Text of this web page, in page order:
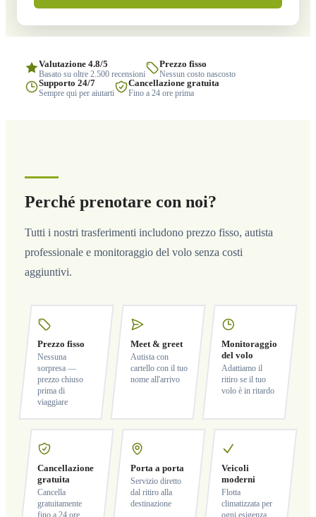
Valutazione 4.8/5
Basato su oltre 2.500 recensioni
Prezzo fisso
Nessun costo nascosto
Supporto 24/7
Sempre qui per aiutarti
Cancellazione gratuita
Fino a 24 ore prima
Perché prenotare con noi?
Tutti i nostri trasferimenti includono prezzo fisso, autista
professionale e monitoraggio del volo senza costi
aggiuntivi.
Prezzo fisso
Nessuna
sorpresa —
prezzo chiuso
prima di
viaggiare
Meet & greet
Autista con
cartello con il tuo
nome all'arrivo
Monitoraggio
del volo
Adattiamo il
ritiro se il tuo
volo è in ritardo
Cancellazione
gratuita
Cancella
gratuitamente
fino a 24 ore
Porta a porta
Servizio diretto
dal ritiro alla
destinazione
Veicoli
moderni
Flotta
climatizzata per
ogni esigenza